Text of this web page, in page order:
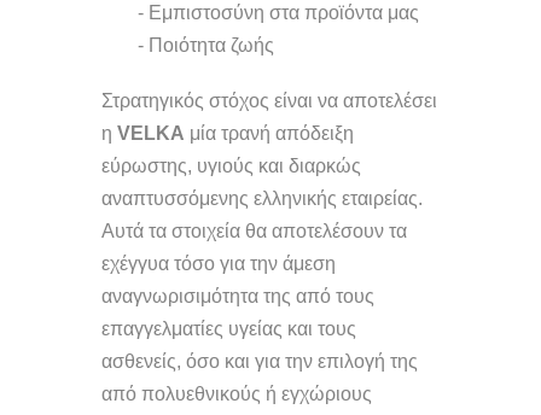
- Εμπιστοσύνη στα προϊόντα μας
- Ποιότητα ζωής
Στρατηγικός στόχος είναι να αποτελέσει
η VELKA μία τρανή απόδειξη
εύρωστης, υγιούς και διαρκώς
αναπτυσσόμενης ελληνικής εταιρείας.
Αυτά τα στοιχεία θα αποτελέσουν τα
εχέγγυα τόσο για την άμεση
αναγνωρισιμότητα της από τους
επαγγελματίες υγείας και τους
ασθενείς, όσο και για την επιλογή της
από πολυεθνικούς ή εγχώριους